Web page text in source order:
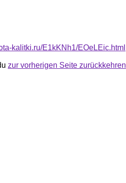
kalitki.ru/E1kKNh1/EOeLEic.html
zur vorherigen Seite zurückkehren